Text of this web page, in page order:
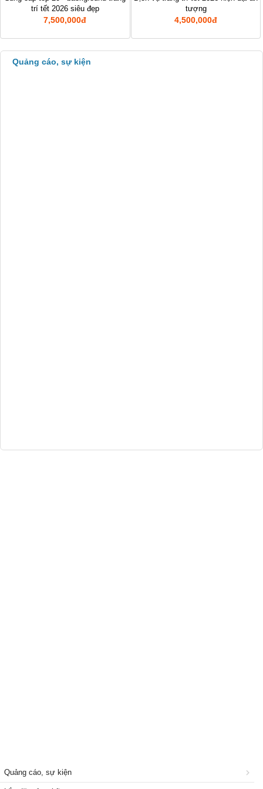
Xuất nhập khẩu
Chợ Sim Số Đẹp
trí tết 2026 siêu đẹp
7,500,000đ
tượng
4,500,000đ
Quảng cáo, sự kiện
Quảng cáo, sự kiện